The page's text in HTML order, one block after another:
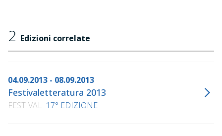
2 Edizioni correlate
04.09.2013 - 08.09.2013
Festivaletteratura 2013
FESTIVAL 17° EDIZIONE